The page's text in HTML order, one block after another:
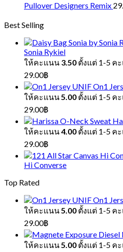
Pullover Designers Remix
Best Selling
Sonia Rykiel
ให้คะแนน 3.50 ตั้งแต่ 1-5 ค
29.00฿
On1
ให้คะแนน5.00 ตั้งแต่ 1-5 ค
29.00฿
ให้คะแนน4.00 ตั้งแต่ 1-5 ค
29.00฿
Hi Converse
Top Rated
On1
ให้คะแนน5.00 ตั้งแต่ 1-5 ค
29.00฿
ให้คะแนน5.00 ตั้งแต่ 1-5 ค